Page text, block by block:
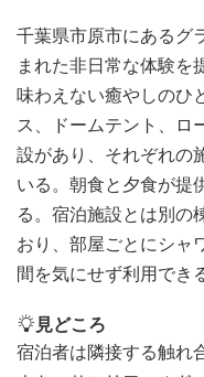
千葉県市原市にあるグ
まれた非日常な体験を
味わえない癒やしのひ
ス、ドームテント、ロ
設があり、それぞれの
いる。朝食と夕食が提
る。宿泊施設とは別の
おり、部屋ごとにシャ
間を気にせず利用できる
見どころ
宿泊者は隣接する触れ